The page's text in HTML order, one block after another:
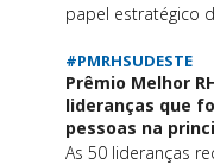
papel estratégico
#PMRHSUDESTE
Prêmio Melhor
lideranças que
pessoas na
As 50 lideranças